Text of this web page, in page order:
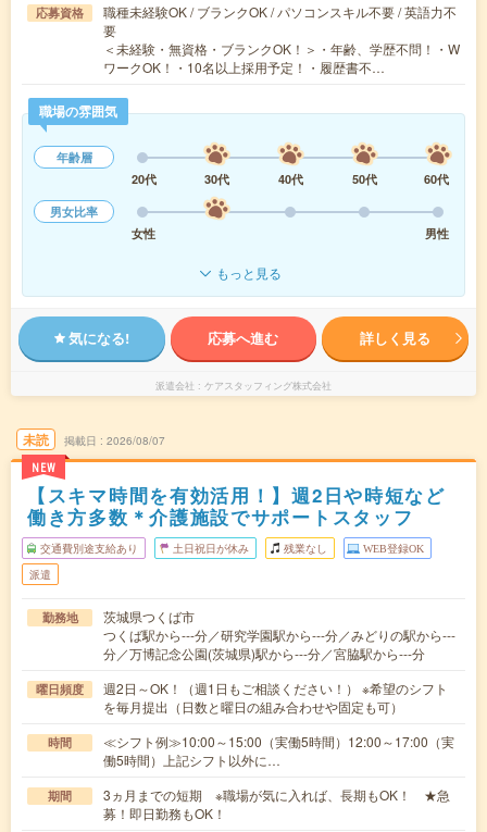
応募資格
職種未経験OK / ブランクOK / パソコンスキル不要 / 英語力不
要
＜未経験・無資格・ブランクOK！＞・年齢、学歴不問！・W
ワークOK！・10名以上採用予定！・履歴書不…
職場の雰囲気
年齢層
20代
30代 40代 50代
60代
男女比率
女性
男性
もっと見る
気になる! 応募へ進む 詳しく見る
派遣会社 ケアスタッフィング株式会社
未読
NEW
掲載日 2026/08/07
【スキマ時間を有効活用！】週2日や時短など
働き方多数＊介護施設でサポートスタッフ
交通費別途支給あり 土日祝日が休み 残業なし WEB登録OK
派遣
勤務地
茨城県つくば市
つくば駅から---分／研究学園駅から---分／みどりの駅から---
分／万博記念公園(茨城県)駅から---分／宮脇駅から---分
曜日頻度
週2日～OK！（週1日もご相談ください！） ※希望のシフト
を毎月提出（日数と曜日の組み合わせや固定も可）
時間
≪シフト例≫10:00～15:00（実働5時間）12:00～17:00（実
働5時間）上記シフト以外に…
期間
3ヵ月までの短期 ※職場が気に入れば、長期もOK！ ★急
募！即日勤務もOK！